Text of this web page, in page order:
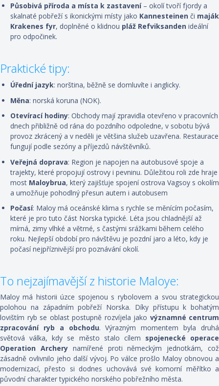
Působivá příroda a místa k zastavení– okolí tvoří fjordy a
skalnaté pobřeží s ikonickými místy jako Kannesteinen či maják
Krakenes fyr, doplněné o klidnou pláž Refviksanden ideální
pro odpočinek.
Praktické tipy:
Úřední jazyk: norština, běžně se domluvíte i anglicky.
Měna: norská koruna (NOK).
Otevírací hodiny: Obchody mají zpravidla otevřeno v pracovních
dnech přibližně od rána do pozdního odpoledne, v sobotu bývá
provoz zkrácený a v neděli je většina služeb uzavřena. Restaurace
fungují podle sezóny a příjezdů návštěvníků.
Veřejná doprava: Region je napojen na autobusové spoje a
trajekty, které propojují ostrovy i pevninu. Důležitou roli zde hraje
most Maloybrua, který zajišťuje spojení ostrova Vagsoy s okolím
a umožňuje pohodlný přesun autem i autobusem
Počasí: Maloy má oceánské klima s rychle se měnícím počasím,
které je pro tuto část Norska typické. Léta jsou chladnější až
mírná, zimy vlhké a větrné, s častými srážkami během celého
roku. Nejlepší období pro návštěvu je pozdní jaro a léto, kdy je
počasí nejpříznivější pro poznávání okolí.
To nejzajímavější z historie Maloye:
Maloy má historii úzce spojenou s rybolovem a svou strategickou
polohou na západním pobřeží Norska. Díky přístupu k bohatým
lovištím ryb se oblast postupně rozvíjela jako významné centrum
zpracování ryb a obchodu. Výrazným momentem byla druhá
světová válka, kdy se město stalo cílem spojenecké operace
Operation Archerynamířené proti německým jednotkám, což
zásadně ovlivnilo jeho další vývoj. Po válce prošlo Maloy obnovou a
modernizací, přesto si dodnes uchovává své komorní měřítko a
původní charakter typického norského pobřežního města.